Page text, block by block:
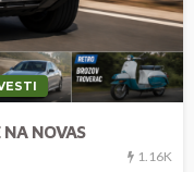
NOVAS
1.16K